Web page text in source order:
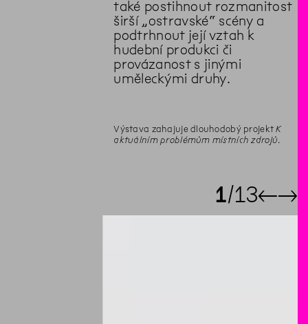
také postihnout rozmanitost
širší „ostravské“ scény a
podtrhnout její vztah k
hudební produkci či
provázanost s jinými
uměleckými druhy.
Výstava zahajuje dlouhodobý projektK
aktuálním problémům místních zdrojů.
1 13←→